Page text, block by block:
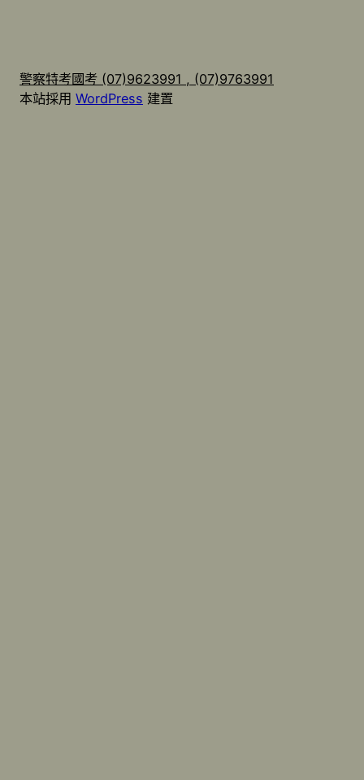
警察特考國考 (07)9623991 , (07)9763991
本站採用 WordPress 建置